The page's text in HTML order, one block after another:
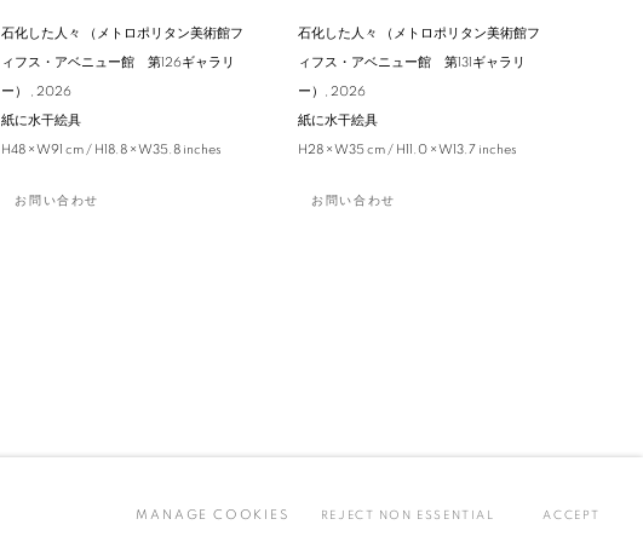
石化した人々 （メトロポリタン美術館フ
ィフス・アベニュー館 第126ギャラリ
ー） 2026
紙に水干絵具
H48 × W91 cm / H18.8 × W35.8 inches
お問い合わせ
石化した人々 （メトロポリタン美術館フ
ィフス・アベニュー館 第131ギャラリ
ー） 2026
紙に水干絵具
H28 × W35 cm / H11.0 × W13.7 inches
お問い合わせ
MANAGE COOKIES REJECT NON ESSENTIAL ACCEPT